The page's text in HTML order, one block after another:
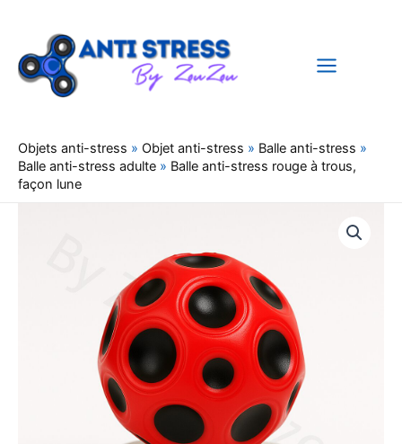
contenu
Objets anti-stress » Objet anti-stress » Balle anti-stress »
Balle anti-stress adulte » Balle anti-stress rouge à trous,
façon lune